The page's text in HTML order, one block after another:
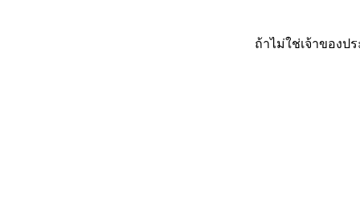
ถ้าไม่ใช่เจ้าของป